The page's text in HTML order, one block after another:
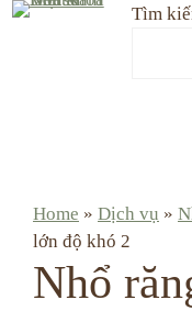
Skip
Tìm
Home » Dịch vụ »
lớn độ khó 2
Nhổ